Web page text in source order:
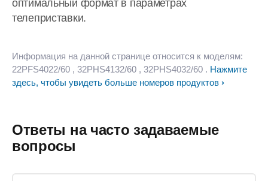
оптимальный формат в параметрах
телеприставки.
Информация на данной странице относится к моделям:
22PFS4022/60 , 32PHS4132/60 , 32PHS4032/60 . Нажмите
здесь, чтобы увидеть больше номеров продуктов
Ответы на часто задаваемые
вопросы